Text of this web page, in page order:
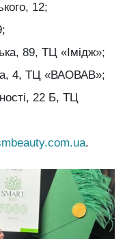
12;
89, ТЦ «Імідж»;
4, ТЦ «ВАОВАВ»;
22 Б, ТЦ
.